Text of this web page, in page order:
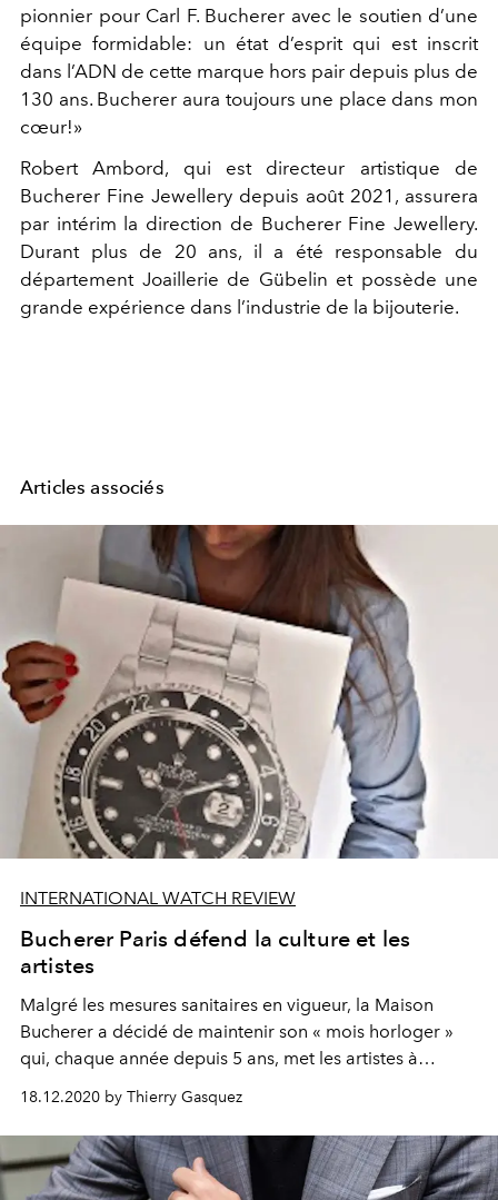
pionnier pour Carl F. Bucherer avec le soutien d’une
équipe formidable: un état d’esprit qui est inscrit
dans l’ADN de cette marque hors pair depuis plus de
130 ans. Bucherer aura toujours une place dans mon
cœur!»
Robert Ambord, qui est directeur artistique de
Bucherer Fine Jewellery depuis août 2021, assurera
par intérim la direction de Bucherer Fine Jewellery.
Durant plus de 20 ans, il a été responsable du
département Joaillerie de Gübelin et possède une
grande expérience dans l’industrie de la bijouterie.
Articles associés
INTERNATIONAL WATCH REVIEW
Bucherer Paris défend la culture et les
artistes
Malgré les mesures sanitaires en vigueur, la Maison
Bucherer a décidé de maintenir son « mois horloger »
qui, chaque année depuis 5 ans, met les artistes à
18.12.2020 by Thierry Gasquez